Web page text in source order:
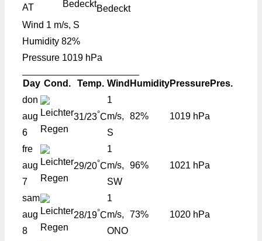
AT
Bedeckt
Wind 1 m/s, S
Humidity 82%
Pressure 1019 hPa
Day Cond. Temp. Wind HumidityPressurePres.
don
aug
6
31/23°C
1
m/s,
S
82% 1019 hPa
fre
aug
7
29/20°C
1
m/s,
SW
96% 1021 hPa
sam
aug
8
28/19°C
1
m/s,
ONO
73% 1020 hPa